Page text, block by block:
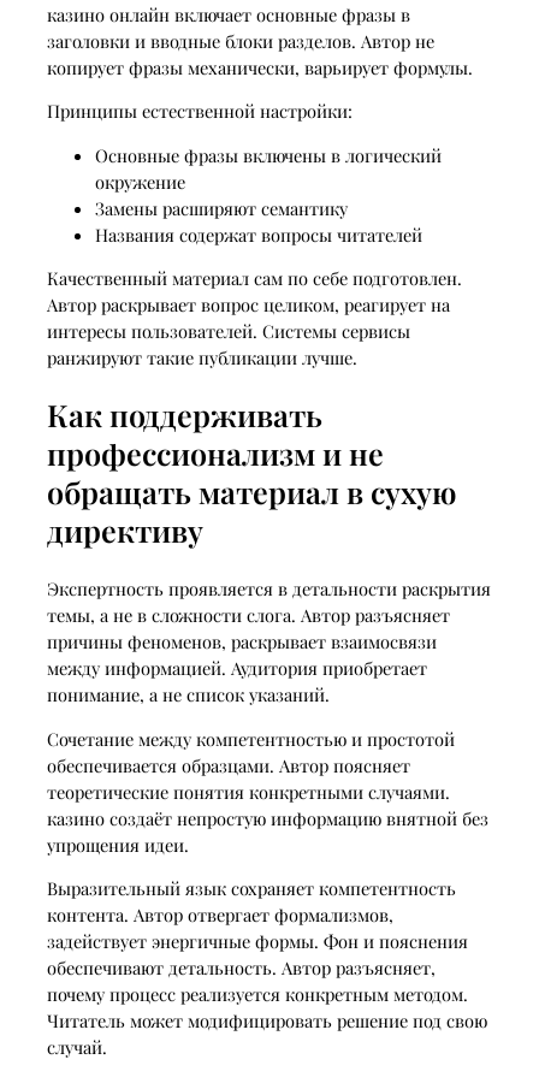
казино онлайн включает основные фразы в
заголовки и вводные блоки разделов. Автор не
копирует фразы механически, варьирует формулы.
Принципы естественной настройки:
Основные фразы включены в логический
окружение
Замены расширяют семантику
Названия содержат вопросы читателей
Качественный материал сам по себе подготовлен.
Автор раскрывает вопрос целиком, реагирует на
интересы пользователей. Системы сервисы
ранжируют такие публикации лучше.
Как поддерживать
профессионализм и не
обращать материал в сухую
директиву
Экспертность проявляется в детальности раскрытия
темы, а не в сложности слога. Автор разъясняет
причины феноменов, раскрывает взаимосвязи
между информацией. Аудитория приобретает
понимание, а не список указаний.
Сочетание между компетентностью и простотой
обеспечивается образцами. Автор поясняет
теоретические понятия конкретными случаями.
казино создаёт непростую информацию внятной без
упрощения идеи.
Выразительный язык сохраняет компетентность
контента. Автор отвергает формализмов,
задействует энергичные формы. Фон и пояснения
обеспечивают детальность. Автор разъясняет,
почему процесс реализуется конкретным методом.
Читатель может модифицировать решение под свою
случай.